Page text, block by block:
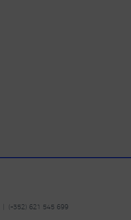
| (+352) 621 545 699